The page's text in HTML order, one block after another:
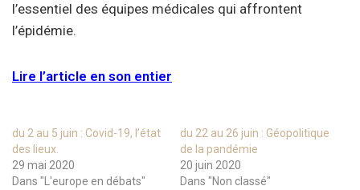
l’essentiel des équipes médicales qui affrontent
l’épidémie.
Lire l’article en son entier
du 2 au 5 juin : Covid-19, l’état
des lieux.
29 mai 2020
Dans "L'europe en débats"
du 22 au 26 juin : Géopolitique
de la pandémie
20 juin 2020
Dans "Non classé"